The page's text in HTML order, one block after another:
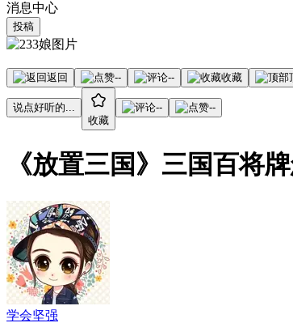
消息中心
投稿
返回 -- -- 收藏
说点好听的...
收藏
-- --
《放置三国》三国百将
学会坚强